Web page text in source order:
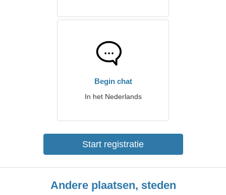
Begin chat
In het Nederlands
Start registratie
Andere plaatsen, steden